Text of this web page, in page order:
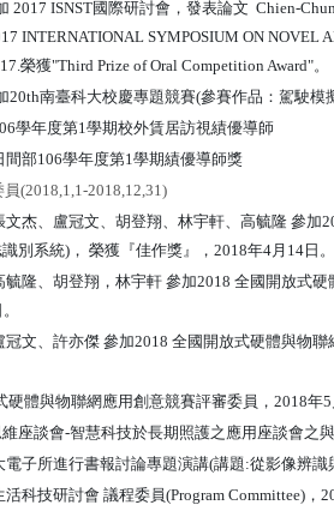
2017 ISNST國際研討會，發表論文 Chien-
INTERNATIONAL SYMPOSIUM ON NOVEL
榮獲"Third Prize of Oral Competition Award"。
20th南臺科大校慶專題競賽(參賽作品：駕駛
學年度第1學期校外賃居訪視績優導師
間部106學年度第1學期績優導師獎
員(2018,1,1-2018,12,31)
文杰、盧冠文、胡登翔、林宇軒、高毓隆 參
別系統)， 榮獲『佳作獎』，2018年4月14日。
毓隆、胡登翔，林宇軒 參加2018 全國開放式
文、許亦傑 參加2018 全國開放式硬體與物
硬體與物聯網應用創意競賽評審委員，2018年
座談會-智慧科技於長期照護之應用座談會之
子所進行書報討論專題演講(講題:從影像辨
科技研討會 議程委員(Program Committee)，